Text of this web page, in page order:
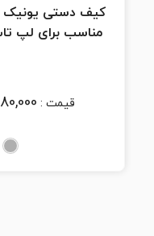
مناسب برای لپ تاپ تا ۱۶
قیمت :